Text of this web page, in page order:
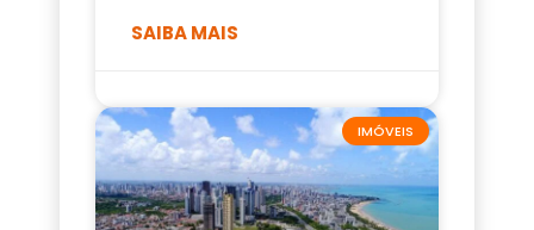
SAIBA MAIS
IMÓVEIS